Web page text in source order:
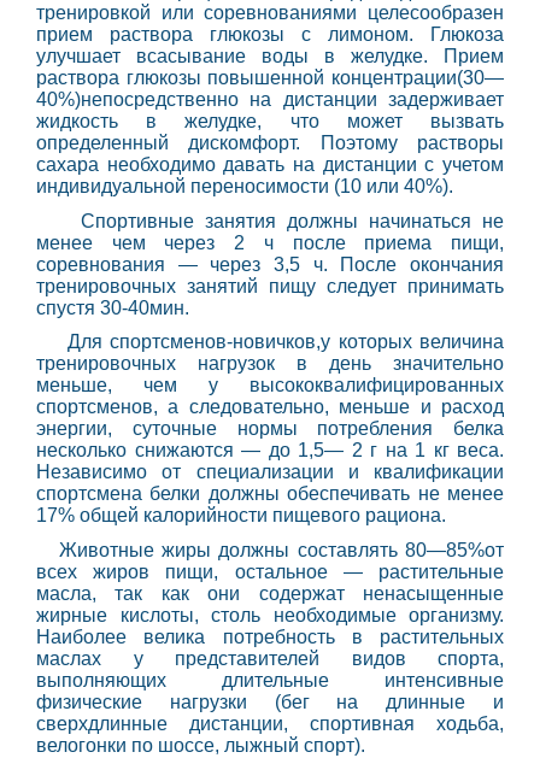
тренировкой или соревнованиями целесообразен
прием раствора глюкозы с лимоном. Глюкоза
улучшает всасывание воды в желудке. Прием
раствора глюкозы повышенной концентрации(30—
40%)непосредственно на дистанции задерживает
жидкость в желудке, что может вызвать
определенный дискомфорт. Поэтому растворы
сахара необходимо давать на дистанции с учетом
индивидуальной переносимости (10 или 40%).
Спортивные занятия должны начинаться не
менее чем через 2 ч после приема пищи,
соревнования — через 3,5 ч. После окончания
тренировочных занятий пищу следует принимать
спустя 30-40мин.
Для спортсменов-новичков,у которых величина
тренировочных нагрузок в день значительно
меньше, чем у высококвалифицированных
спортсменов, а следовательно, меньше и расход
энергии, суточные нормы потребления белка
несколько снижаются — до 1,5— 2 г на 1 кг веса.
Независимо от специализации и квалификации
спортсмена белки должны обеспечивать не менее
17% общей калорийности пищевого рациона.
Животные жиры должны составлять 80—85%от
всех жиров пищи, остальное — растительные
масла, так как они содержат ненасыщенные
жирные кислоты, столь необходимые организму.
Наиболее велика потребность в растительных
маслах у представителей видов спорта,
выполняющих длительные интенсивные
физические нагрузки (бег на длинные и
сверхдлинные дистанции, спортивная ходьба,
велогонки по шоссе, лыжный спорт).